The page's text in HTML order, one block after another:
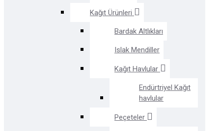
Kağıt Ürünleri
Bardak Altlıkları
Islak Mendiller
Kağıt Havlular
Endürtriyel Kağıt
havlular
Peçeteler